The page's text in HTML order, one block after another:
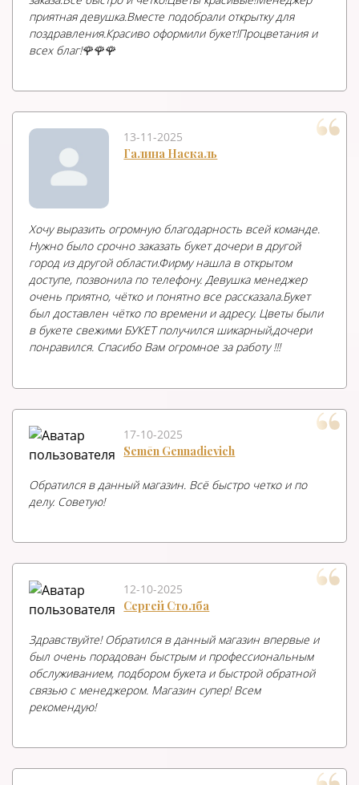
приятная девушка.Вместе подобрали открытку для
поздравления.Красиво оформили букет!Процветания и
всех благ!🌹🌹🌹
13-11-2025
Галина Наскаль
Хочу выразить огромную благодарность всей команде.
Нужно было срочно заказать букет дочери в другой
город из другой области.Фирму нашла в открытом
доступе, позвонила по телефону. Девушка менеджер
очень приятно, чётко и понятно все рассказала.Букет
был доставлен чётко по времени и адресу. Цветы были
в букете свежими БУКЕТ получился шикарный,дочери
понравился. Спасибо Вам огромное за работу !!!
17-10-2025
Semēn Gennadievich
Обратился в данный магазин. Всё быстро четко и по
делу. Советую!
12-10-2025
Сергей Столба
Здравствуйте! Обратился в данный магазин впервые и
был очень порадован быстрым и профессиональным
обслуживанием, подбором букета и быстрой обратной
связью с менеджером. Магазин супер! Всем
рекомендую!